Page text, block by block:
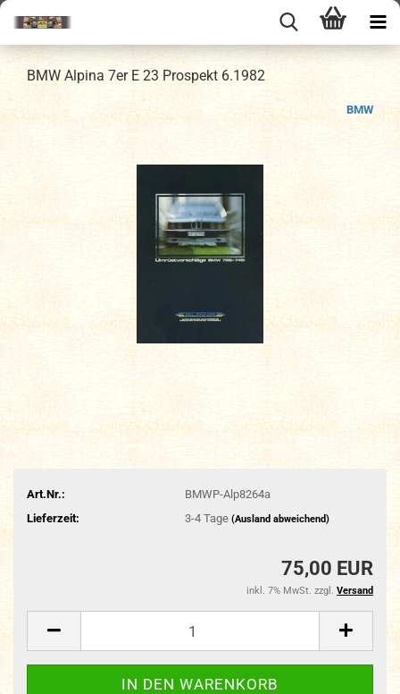
BMW Alpina 7er E 23 Prospekt 6.1982
BMW
Art.Nr.:
BMWP-Alp8264a
Lieferzeit:
3-4 Tage (Ausland abweichend)
75,00 EUR
inkl. 7% MwSt. zzgl. Versand